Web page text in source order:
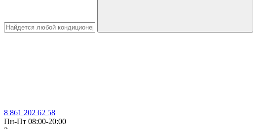
8 861 202 62 58
Пн-Пт 08:00-20:00